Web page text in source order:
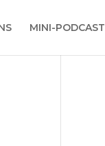
MINI-PODCAST